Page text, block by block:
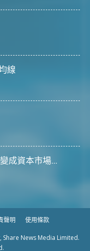
線
成資本市場...
聲明 使用條款
Share News Media Limited.